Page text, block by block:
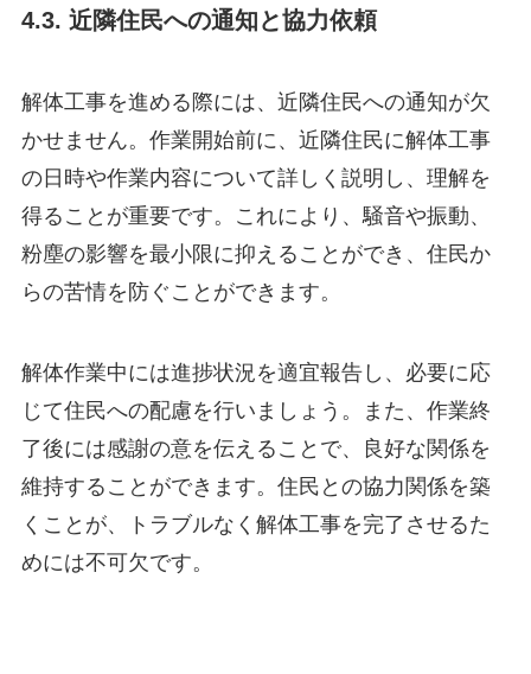
4.3. 近隣住民への通知と協力依頼
解体工事を進める際には、近隣住民への通知が欠
かせません。作業開始前に、近隣住民に解体工事
の日時や作業内容について詳しく説明し、理解を
得ることが重要です。これにより、騒音や振動、
粉塵の影響を最小限に抑えることができ、住民か
らの苦情を防ぐことができます。
解体作業中には進捗状況を適宜報告し、必要に応
じて住民への配慮を行いましょう。また、作業終
了後には感謝の意を伝えることで、良好な関係を
維持することができます。住民との協力関係を築
くことが、トラブルなく解体工事を完了させるた
めには不可欠です。